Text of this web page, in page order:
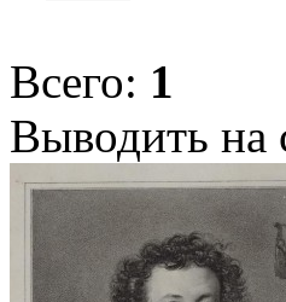
Всего: 1
Выводить на